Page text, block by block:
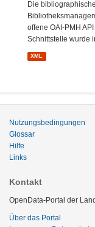
Die
offene OAI-PMH
Schnittstelle wurde
XML
Nutzungsbedingungen
Glossar
Hilfe
Links
Kontakt
OpenData-Portal der
Über das Portal